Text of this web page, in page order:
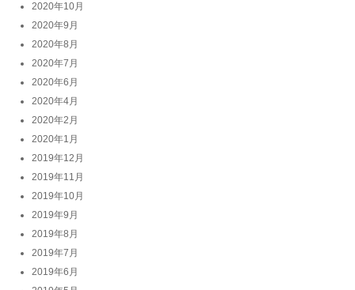
2020年10月
2020年9月
2020年8月
2020年7月
2020年6月
2020年4月
2020年2月
2020年1月
2019年12月
2019年11月
2019年10月
2019年9月
2019年8月
2019年7月
2019年6月